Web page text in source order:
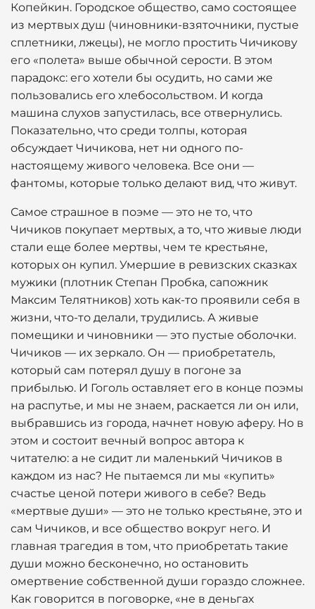
Копейкин. Городское общество, само состоящее
из мертвых душ (чиновники-взяточники, пустые
сплетники, лжецы), не могло простить Чичикову
его «полета» выше обычной серости. В этом
парадокс: его хотели бы осудить, но сами же
пользовались его хлебосольством. И когда
машина слухов запустилась, все отвернулись.
Показательно, что среди толпы, которая
обсуждает Чичикова, нет ни одного по-
настоящему живого человека. Все они —
фантомы, которые только делают вид, что живут.
Самое страшное в поэме — это не то, что
Чичиков покупает мертвых, а то, что живые люди
стали еще более мертвы, чем те крестьяне,
которых он купил. Умершие в ревизских сказках
мужики (плотник Степан Пробка, сапожник
Максим Телятников) хоть как-то проявили себя в
жизни, что-то делали, трудились. А живые
помещики и чиновники — это пустые оболочки.
Чичиков — их зеркало. Он — приобретатель,
который сам потерял душу в погоне за
прибылью. И Гоголь оставляет его в конце поэмы
на распутье, и мы не знаем, раскается ли он или,
выбравшись из города, начнет новую аферу. Но в
этом и состоит вечный вопрос автора к
читателю: а не сидит ли маленький Чичиков в
каждом из нас? Не пытаемся ли мы «купить»
счастье ценой потери живого в себе? Ведь
«мертвые души» — это не только крестьяне, это и
сам Чичиков, и все общество вокруг него. И
главная трагедия в том, что приобретать такие
души можно бесконечно, но остановить
омертвение собственной души гораздо сложнее.
Как говорится в поговорке, «не в деньгах